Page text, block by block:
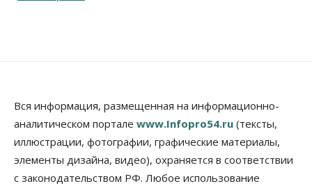
07 Августа 2026, 13:55
Авто Общество
Треть автовладельцев в Новосибирской области
«поставили машины на прикол»
07 Августа 2026, 13:00
Вся информация, размещенная на информационно-
аналитическом портале www.Infopro54.ru (тексты,
иллюстрации, фотографии, графические материалы,
элементы дизайна, видео), охраняется в соответствии
с законодательством РФ. Любое использование